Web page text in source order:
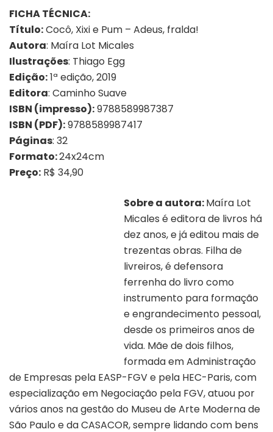
FICHA TÉCNICA:
Título:Cocô, Xixi e Pum – Adeus, fralda!
Autora: Maíra Lot Micales
Ilustrações: Thiago Egg
Edição:1ª edição, 2019
Editora: Caminho Suave
ISBN (impresso):9788589987387
ISBN (PDF):9788589987417
Páginas: 32
Formato:24x24cm
Preço: R$ 34,90
Sobre a autora:Maíra Lot
Micales é editora de livros há
dez anos, e já editou mais de
trezentas obras. Filha de
livreiros, é defensora
ferrenha do livro como
instrumento para formação
e engrandecimento pessoal,
desde os primeiros anos de
vida. Mãe de dois filhos,
formada em Administração
de Empresas pela EASP-FGV e pela HEC-Paris, com
especialização em Negociação pela FGV, atuou por
vários anos na gestão do Museu de Arte Moderna de
São Paulo e da CASACOR, sempre lidando com bens